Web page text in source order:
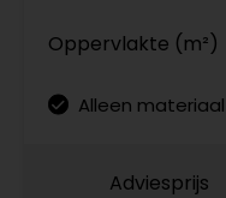
Oppervlakte (m²)
Alleen materiaal
Adviesprijs